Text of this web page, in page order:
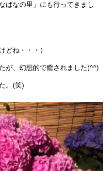
ばなの里」にも行ってきまし
どね・・・）
が、幻想的で癒されました(^^)
。(笑)